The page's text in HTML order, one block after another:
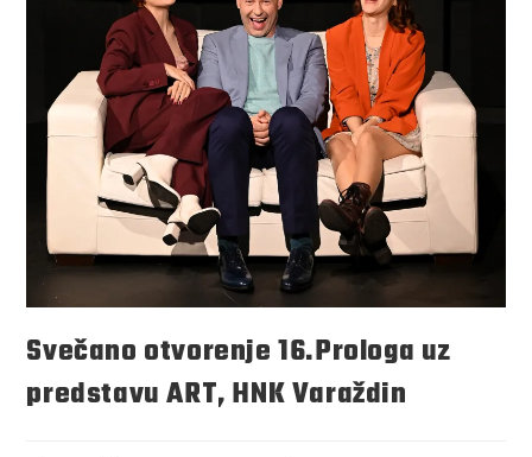
Svečano otvorenje 16.Prologa uz
predstavu ART, HNK Varaždin